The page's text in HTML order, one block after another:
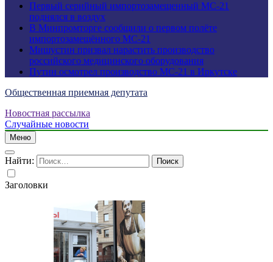
Первый серийный импортозамещенный МС-21
поднялся в воздух
В Минпромторге сообщили о первом полёте
импортозамещённого МС-21
Мишустин призвал нарастить производство
российского медицинского оборудования
Путин осмотрел производство МС-21 в Иркутске
Общественная приемная депутата
Новостная рассылка
Случайные новости
Меню
Найти:
Заголовки